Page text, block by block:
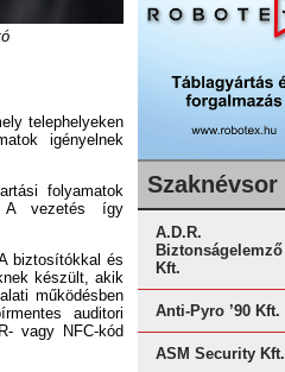
telephelyeken
igényelnek
folyamatok
A vezetés így
biztosítókkal és
készült, akik
működésben
auditori
vagy NFC-kód
Szaknévsor
A.D.R.
Biztonságelemző
Kft.
Anti-Pyro ’90 Kft.
ASM Security Kft.